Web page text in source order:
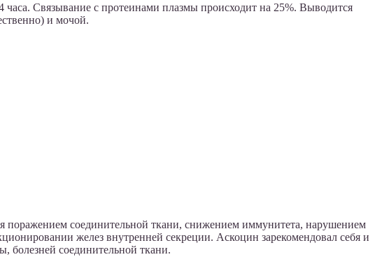
часа. Связывание с протеинами плазмы происходит на 25%. Выводится
и мочой.
поражением соединительной ткани, снижением иммунитета, нарушением
желез внутренней секреции. Аскоцин зарекомендовал себя и
болезней соединительной ткани.